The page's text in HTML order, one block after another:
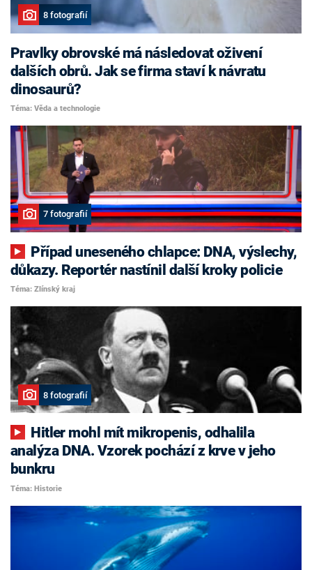
8 fotografií
Pravlky obrovské má následovat oživení
dalších obrů. Jak se firma staví k návratu
dinosaurů?
Téma: Věda a technologie
7 fotografií
důkazy. Reportér nastínil další kroky policie
Téma: Zlínský kraj
8 fotografií
analýza DNA. Vzorek pochází z krve v jeho
bunkru
Téma: Historie